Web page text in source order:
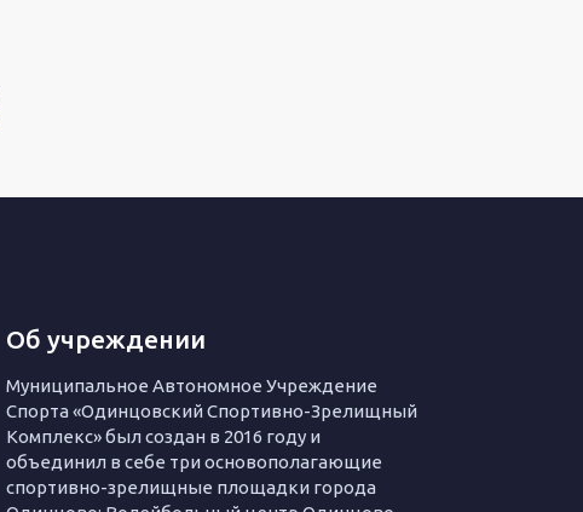
Об учреждении
Муниципальное Автономное Учреждение
Спорта «Одинцовский Спортивно-Зрелищный
Комплекс» был создан в 2016 году и
объединил в себе три основополагающие
спортивно-зрелищные площадки города